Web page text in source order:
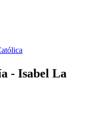
- Isabel La